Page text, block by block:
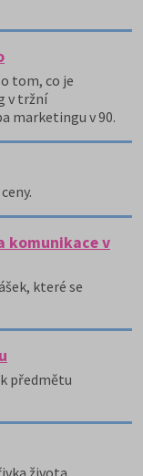
tom, co je
v tržní
marketingu v 90.
komunikace v
které se
předmětu
života